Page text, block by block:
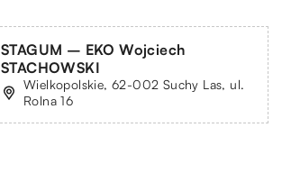
STAGUM – EKO Wojciech
STACHOWSKI
Wielkopolskie, 62-002 Suchy Las, ul.
Rolna 16